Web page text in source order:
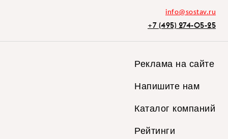
info@sostav.ru
+7 (495) 274-05-25
Реклама на сайте
Напишите нам
Каталог компаний
Рейтинги